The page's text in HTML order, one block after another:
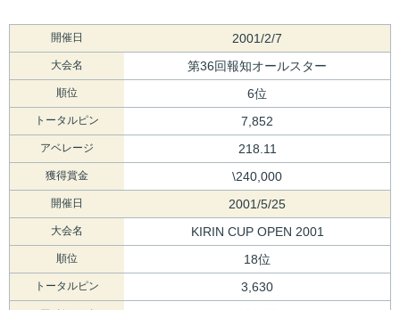
開催日 2001/2/7
大会名 第36回報知オールスター
順位 6位
トータルピン 7,852
アベレージ 218.11
獲得賞金 \240,000
開催日 2001/5/25
大会名 KIRIN CUP OPEN 2001
順位 18位
トータルピン 3,630